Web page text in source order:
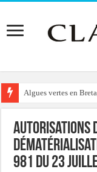
Algues vertes en
Autorisations
981 du 23